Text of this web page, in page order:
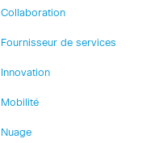
Collaboration
Fournisseur de services
Innovation
Mobilité
Nuage